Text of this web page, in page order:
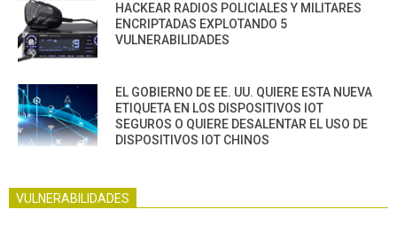
HACKEAR RADIOS POLICIALES Y MILITARES
ENCRIPTADAS EXPLOTANDO 5
VULNERABILIDADES
EL GOBIERNO DE EE. UU. QUIERE ESTA NUEVA
ETIQUETA EN LOS DISPOSITIVOS IOT
SEGUROS O QUIERE DESALENTAR EL USO DE
DISPOSITIVOS IOT CHINOS
VULNERABILIDADES